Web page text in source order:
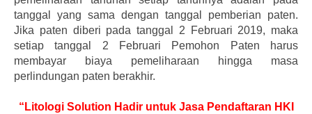
tanggal yang sama dengan tanggal pemberian paten.
Jika paten diberi pada tanggal 2 Februari 2019, maka
setiap tanggal 2 Februari Pemohon Paten harus
membayar biaya pemeliharaan hingga masa
perlindungan paten berakhir.
“Litologi Solution Hadir untuk Jasa Pendaftaran HKI